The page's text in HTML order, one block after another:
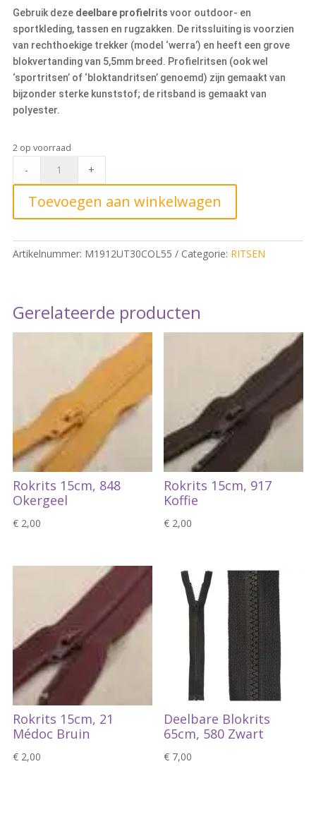
Gebruik deze deelbare profielrits voor outdoor- en
sportkleding, tassen en rugzakken. De ritssluiting is voorzien
van rechthoekige trekker (model ‘werra’) en heeft een grove
blokvertanding van 5,5mm breed. Profielritsen (ook wel
‘sportritsen’ of ‘bloktandritsen’ genoemd) zijn gemaakt van
bijzonder sterke kunststof; de ritsband is gemaakt van
polyester.
2 op voorraad
30cm,
quantity
- +
Toevoegen aan winkelwagen
Artikelnummer: M1912UT30COL55 Categorie: RITSEN
Gerelateerde producten
Rokrits 15cm, 848
Okergeel
€2,00
Rokrits 15cm, 917
Koffie
€ 2,00
Rokrits 15cm, 21
Médoc Bruin
€2,00
Deelbare Blokrits
65cm, 580 Zwart
€ 7,00